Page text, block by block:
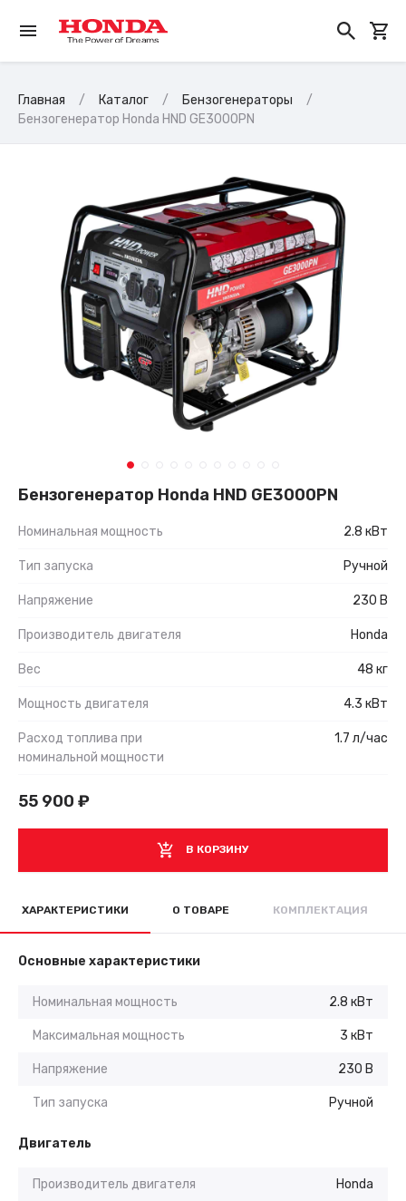
Главная Каталог
Бензогенераторы
Бензогенератор Honda HND GE3000PN
Бензогенератор Honda HND GE3000PN
Номинальная мощность 2.8 кВт
Тип запуска Ручной
Напряжение 230 В
Производитель двигателя Honda
Вес 48 кг
Мощность двигателя 4.3 кВт
Расход топлива при
номинальной мощности
1.7 л/час
55 900 ₽
В КОРЗИНУ
ХАРАКТЕРИСТИКИ О ТОВАРЕ КОМПЛЕКТАЦИЯ
Основные характеристики
Номинальная мощность 2.8 кВт
Максимальная мощность 3 кВт
Напряжение 230 В
Тип запуска Ручной
Двигатель
Производитель двигателя Honda